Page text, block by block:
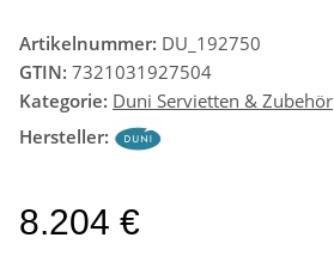
Artikelnummer: DU_192750
GTIN: 7321031927504
Kategorie: Duni Servietten & Zubehör
Hersteller:
8.204 €